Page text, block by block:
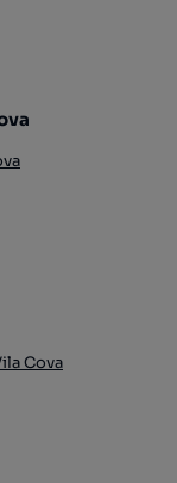
Cova